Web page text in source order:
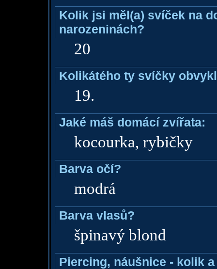
Kolik jsi měl(a) svíček na
narozeninách?
20
Kolikátého ty svíčky
19.
Jaké máš domácí zvířata:
kocourka, rybičky
Barva očí?
modrá
Barva vlasů?
špinavý blond
Piercing, náušnice - kolik